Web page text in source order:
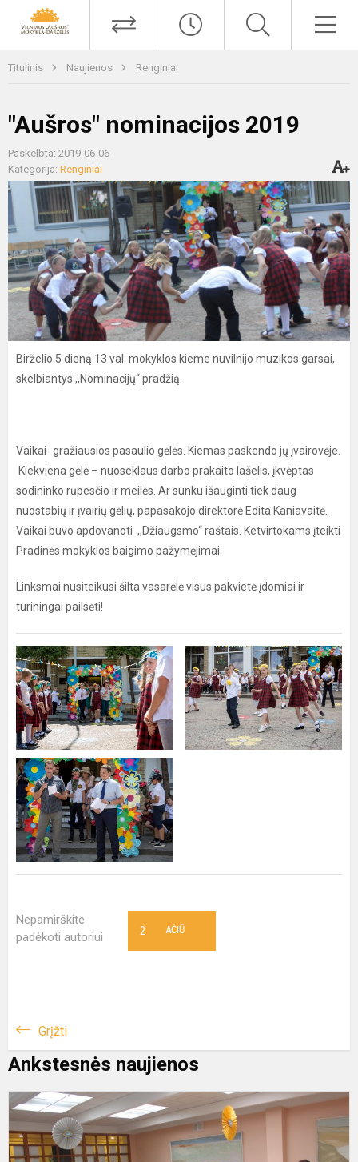
Titulinis Naujienos Renginiai
"Aušros" nominacijos 2019
Paskelbta: 2019-06-06
Kategorija: Renginiai
Birželio 5 dieną 13 val. mokyklos kieme nuvilnijo muzikos garsai,
skelbiantys ,,Nominacijų“ pradžią.
Vaikai- gražiausios pasaulio gėlės. Kiemas paskendo jų įvairovėje.
Kiekviena gėlė – nuoseklaus darbo prakaito lašelis, įkvėptas
sodininko rūpesčio ir meilės. Ar sunku išauginti tiek daug
nuostabių ir įvairių gėlių, papasakojo direktorė Edita Kaniavaitė.
Vaikai buvo apdovanoti ,,Džiaugsmo“ raštais. Ketvirtokams įteikti
Pradinės mokyklos baigimo pažymėjimai.
Linksmai nusiteikusi šilta vasarėlė visus pakvietė įdomiai ir
turiningai pailsėti!
Nepamirškite
padėkoti autoriui
AČIŪ
2
Grįžti
Ankstesnės naujienos